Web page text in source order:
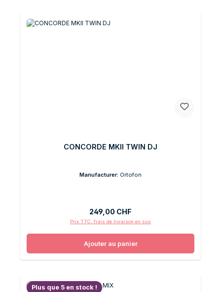
CONCORDE MKII TWIN DJ
Manufacturer: Ortofon
Prix régulier :
249,00 CHF
Prix TTC, frais de livraison en sus
Ajouter au panier
Plus que 5 en stock !